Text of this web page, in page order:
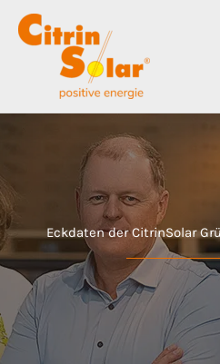
Inhalt
Eckdaten der CitrinSolar